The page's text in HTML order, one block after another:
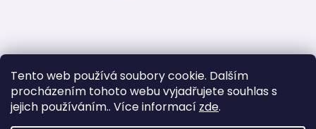
Tento web používá soubory cookie. Dalším
procházením tohoto webu vyjadřujete souhlas s
jejich používáním.. Více informací zde.
Facebook